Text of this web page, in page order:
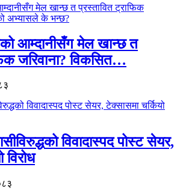
आम्दानीसँग मेल खान्छ त
जरिवाना? विकसित…
विवादास्पद पोस्ट सेयर,
विरोध